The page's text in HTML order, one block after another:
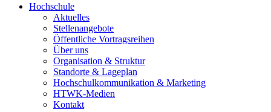
Hochschule
Aktuelles
Stellenangebote
Öffentliche Vortragsreihen
Über uns
Organisation & Struktur
Standorte & Lageplan
Hochschulkommunikation & Marketing
HTWK-Medien
Kontakt